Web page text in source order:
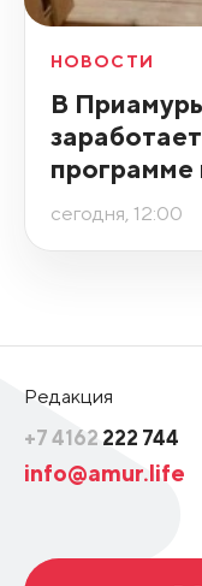
НОВОСТИ
В
программе
сегодня, 12:00
Редакция
+7 4162 222 744
info@amur.life